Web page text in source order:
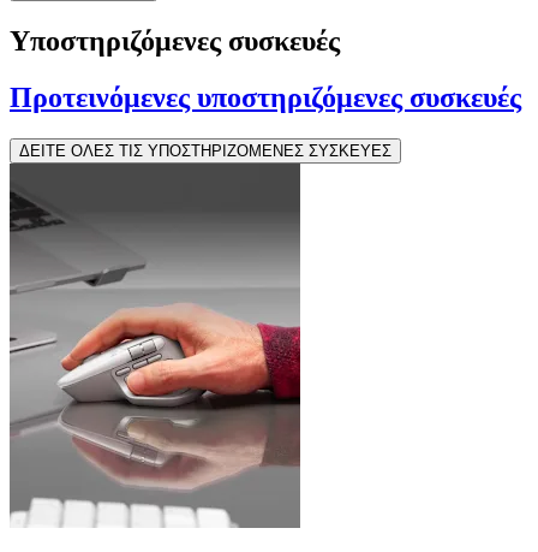
Υποστηριζόμενες συσκευές
Προτεινόμενες υποστηριζόμενες συσκευές
ΔΕΙΤΕ ΟΛΕΣ ΤΙΣ ΥΠΟΣΤΗΡΙΖΟΜΕΝΕΣ ΣΥΣΚΕΥΕΣ